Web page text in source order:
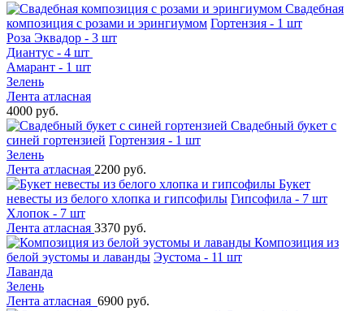
Свадебная
композиция с розами и эрингиумом Гортензия - 1 шт
Роза Эквадор - 3 шт
Диантус - 4 шт
Амарант - 1 шт
Зелень
Лента атласная
4000 руб.
Свадебный букет с
синей гортензией Гортензия - 1 шт
Зелень
Лента атласная 2200 руб.
Букет
невесты из белого хлопка и гипсофилы Гипсофила - 7 шт
Хлопок - 7 шт
Лента атласная 3370 руб.
Композиция из
белой эустомы и лаванды Эустома - 11 шт
Лаванда
Зелень
Лента атласная 6900 руб.